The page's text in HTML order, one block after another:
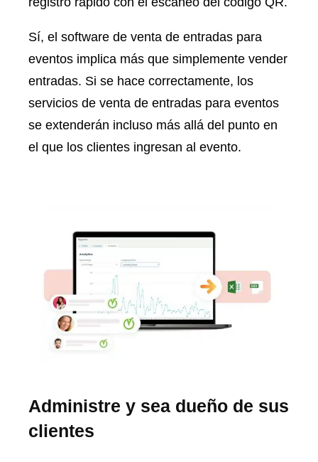
Sí, el software de venta de entradas para
eventos implica más que simplemente vender
entradas. Si se hace correctamente, los
servicios de venta de entradas para eventos
se extenderán incluso más allá del punto en
el que los clientes ingresan al evento.
Administre y sea dueño de sus
clientes